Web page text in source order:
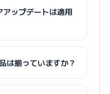
ップデートは適用
は揃っていますか？